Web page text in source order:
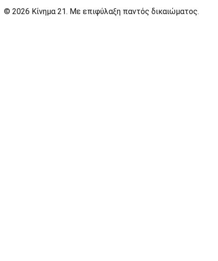
© 2026 Κίνημα 21. Με επιφύλαξη παντός δικαιώματος.